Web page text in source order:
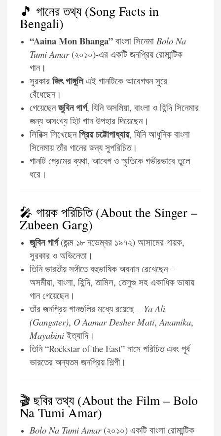
🎵 গানের তথ্য (Song Facts in
Bengali)
“Aaina Mon Bhanga” বাংলা সিনেমা Bolo Na
Tumi Amar(২০১০)-এর একটি জনপ্রিয় রোমান্টিক
গান।
সুরকার জিৎ গাঙ্গুলিএই গানটিকে আবেগঘন সুরে
বেঁধেছেন।
গেয়েছেনজুবিন গার্গ, যিনি অসমিয়া, বাংলা ও হিন্দি সিনেমার
জন্য অসংখ্য হিট গান উপহার দিয়েছেন।
লিরিক্স লিখেছেনপ্রিয় চট্টোপাধ্যায়, যিনি আধুনিক বাংলা
সিনেমায় তাঁর গানের জন্য সুপরিচিত।
গানটি প্রেমের ব্যথা, আবেগ ও স্মৃতিকে গভীরভাবে তুলে
ধরে।
🎤 গায়ক পরিচিতি (About the Singer –
Zubeen Garg)
জুবিন গার্গ(জন্ম ১৮ নভেম্বর ১৯৭২) আসামের গায়ক,
সুরকার ও অভিনেতা।
তিনি ভারতীয় সঙ্গীতে বহুভাষিক অবদান রেখেছেন –
অসমীয়া, বাংলা, হিন্দি, তামিল, তেলুগু সহ একাধিক ভাষায়
গান গেয়েছেন।
তাঁর জনপ্রিয় গানগুলির মধ্যে রয়েছে – Ya Ali
(Gangster), O Aamar Desher Mati,Anamika,
Mayabiniইত্যাদি।
তিনি “Rockstar of the East” নামে পরিচিত এবং পূর্ব
ভারতের অন্যতম জনপ্রিয় শিল্পী।
🎬 ছবির তথ্য (About the Film – Bolo
Na Tumi Amar)
Bolo Na Tumi Amar(২০১০) একটি বাংলা রোমান্টিক